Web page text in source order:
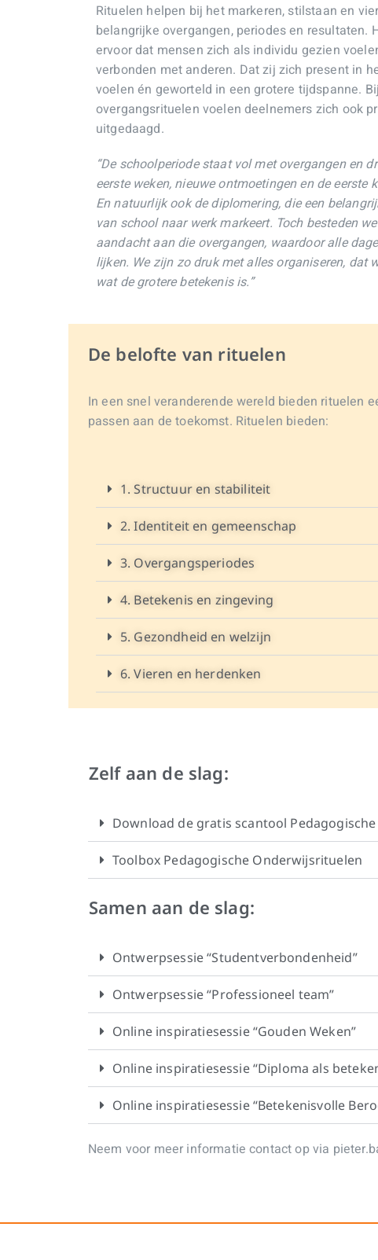
Rituelen helpen bij het markeren, stilstaan en
belangrijke overgangen, periodes en resultaten.
ervoor dat mensen zich als individu gezien
verbonden met anderen. Dat zij zich present in
voelen én geworteld in een grotere tijdspanne.
overgangsrituelen voelen deelnemers zich ook
uitgedaagd.
“De schoolperiode staat vol met overgangen en
eerste weken, nieuwe ontmoetingen en de eerste
En natuurlijk ook de diplomering, die een
van school naar werk markeert. Toch besteden
aandacht aan die overgangen, waardoor alle
lijken. We zijn zo druk met alles organiseren, dat
wat de grotere betekenis is.”
De belofte van rituelen
In een snel veranderende wereld bieden rituelen
passen aan de toekomst. Rituelen bieden:
1. Structuur en stabiliteit
2. Identiteit en gemeenschap
3. Overgangsperiodes
4. Betekenis en zingeving
5. Gezondheid en welzijn
6. Vieren en herdenken
Zelf aan de slag:
Download de gratis scantool
Toolbox Pedagogische Onderwijsrituelen
Samen aan de slag:
Ontwerpsessie “Studentverbondenheid”
Ontwerpsessie “Professioneel team”
Online inspiratiesessie “Gouden Weken”
Online inspiratiesessie “Diploma als
Online inspiratiesessie “Betekenisvolle
Neem voor meer informatie contact op via